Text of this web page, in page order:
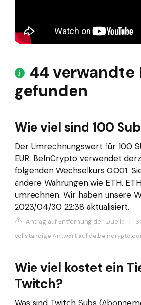
44 verwandte
gefunden
Wie viel sind 100
Der Umrechnungswert für 100
EUR. BeInCrypto verwendet
folgenden Wechselkurs 0.001.
andere Währungen wie ETH,
umrechnen. Wir haben unsere
2023/04/30 22:38 aktualisiert.
Antrag auf Entfernung der Quelle |
vollständige Antwort auf
Wie viel kostet ein
Twitch?
Was sind Twitch Subs